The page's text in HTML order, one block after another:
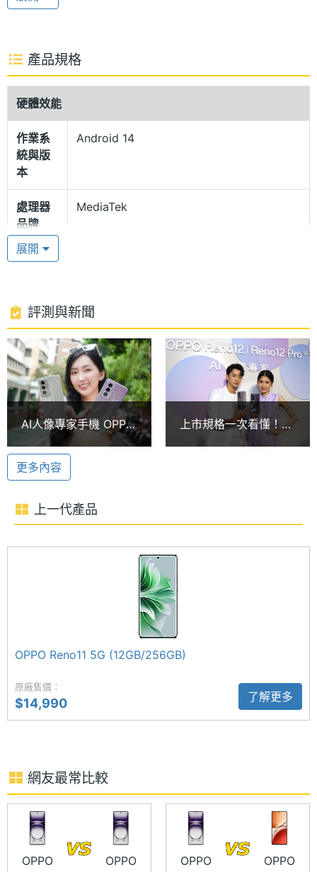
計，提供舒適握持手感的同時，可搭配防誤觸智慧演
PWM 調光、低藍光認證等，減少手機螢幕對人眼的危
害。
未來流體工藝
OPPO Reno12 5G 512GB 外觀採用未來流體設計，背
面的漣漪與波浪如液態金屬流動變化，呈現多角角度
光澤，同樣延續「視界之窗」主相機模組設計，精緻
質感一手掌握；人體工學背蓋設計搭配 177g 重量與
7.57mm 厚度，提供輕薄舒適的手感；並具備螢幕下
光學指紋辨識。
聯發科天璣 7300-Energy 處理器
OPPO Reno12 5G 512GB 運行 Android 14 作業系
統、ColorOS 14.1 操作介面，搭載聯發科天璣 7300-
Energy 處理器，內建 12GB RAM / 512GB ROM。採
用 Nano-SIM 卡槽，支援 5G + 5G 雙卡雙待，具備
Wi-Fi 6、藍牙 5.4、NFC、紅外線遙控。續航部分，
配備 5,000mAh 電池，支援 80W 超級閃充。
AI 影像修圖功能
OPPO Reno12 5G 512GB 後置 5,000 萬畫素主鏡頭
+ 800 萬畫素超廣角鏡頭+ 200 萬畫素微距鏡頭，主
鏡頭具備 OIS 光學防手震，擁有 26mm 攝影焦段。
Reno12 5G 内建一系列 AI 影像修圖功能，包括 AI 閉
眼修復、AI 物件消除、AI 影像摳圖等實用功能。前置
3,200 萬畫素鏡頭，提供 AI 美顏、臉部解鎖等用途。
OPPO Reno12 5G 512GB 功能特色
（120Hz 螢幕更新率）
◎ 聯發科天璣 7300-Energy 八核心處理器
◎ 12GB RAM / 512GB ROM（LPDDR4X／
產品規格
硬體效能
作業系
統與版
本
Android 14
處理器
品牌
MediaTek
處理器
處理器
核心數
8
圖形處
理器
Mali-G615
RAM記
憶體
12 GB
記憶體
格式
ROM儲
512 GB
主螢幕
尺寸
解析度
主螢幕
像素密
394 ppi
展開
評測與新聞
AI人像專家手機 OPPO
Reno12與Reno12 Pro
開箱比較
上市規格一次看懂！
OPPO AI手機Reno12
更多內容
上一代產品
OPPO Reno11 5G (12GB/256GB)
原廠售價：
$14,990 了解更多
網友最常比較
OPPO
OPPO
OPPO
OPPO